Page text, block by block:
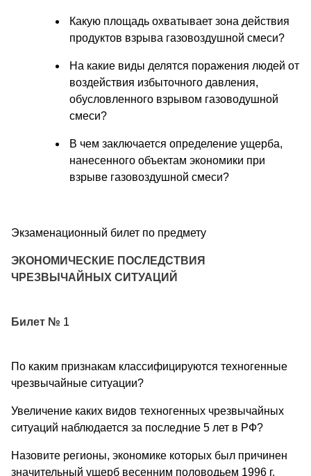
Какую площадь охватывает зона действия
продуктов взрыва газовоздушной смеси?
На какие виды делятся поражения людей от
воздействия избыточного давления,
обусловленного взрывом газоводушной
смеси?
В чем заключается определение ущерба,
нанесенного объектам экономики при
взрыве газовоздушной смеси?
Экзаменационный билет по предмету
ЭКОНОМИЧЕСКИЕ ПОСЛЕДСТВИЯ
ЧРЕЗВЫЧАЙНЫХ СИТУАЦИЙ
Билет № 1
По каким признакам классифицируются техногенные
чрезвычайные ситуации?
Увеличение каких видов техногенных чрезвычайных
ситуаций наблюдается за последние 5 лет в РФ?
Назовите регионы, экономике которых был причинен
значительный ущерб весенним половодьем 1996 г.